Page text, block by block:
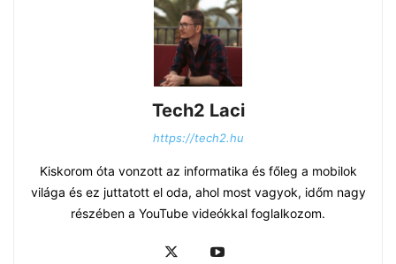
Tech2 Laci
https://tech2.hu
Kiskorom óta vonzott az informatika és főleg a mobilok
világa és ez juttatott el oda, ahol most vagyok, időm nagy
részében a YouTube videókkal foglalkozom.